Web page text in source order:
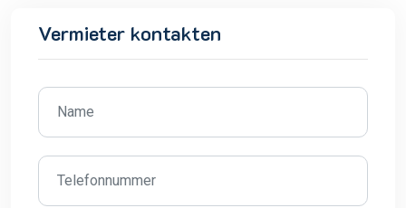
Vermieter kontakten